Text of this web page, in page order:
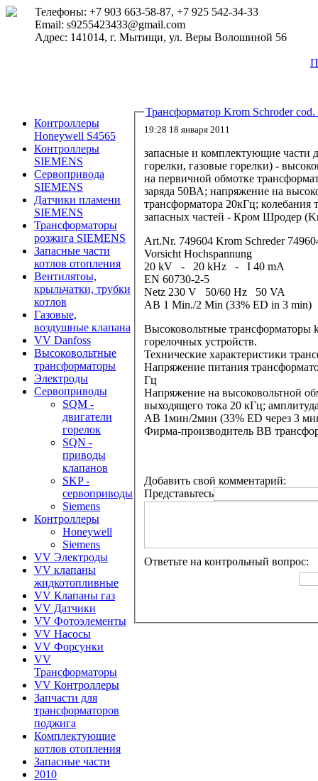
Телефоны: +7 903 663-58-87, +7 925 542-34-33
Email: s9255423433@gmail.com
Адрес: 141014, г. Мытищи, ул. Веры Волошиной 56
Контроллеры
Honeywell S4565
Контроллеры
SIEMENS
Сервопривода
SIEMENS
Датчики пламени
SIEMENS
Трансформаторы
розжига SIEMENS
Запасные части
котлов отопления
Вентилятоы,
крыльчатки, трубки
котлов
Газовые,
воздушные клапана
VV Danfoss
Высоковольтные
трансформаторы
Электроды
Сервоприводы
SQM -
двигатели
горелок
SQN -
приводы
клапанов
SKP -
сервоприводы
Siemens
Контроллеры
Honeywell
Siemens
VV Электроды
VV клапаны
жидкотопливные
VV Клапаны газ
VV Датчики
VV Фотоэлементы
VV Насосы
VV Форсунки
VV
Трансформаторы
VV Контроллеры
Запчасти для
трансформаторов
поджига
Комплектующие
котлов отопления
Запасные части
2010
Трансформатор Krom Schroder cod.
19:28 18 января 2011
запасные и комплектующие части
горелки, газовые горелки) -
на первичной обмотке
заряда 50ВА; напряжение на
трансформатора 20кГц;
запасных частей - Кром Шродер
Art.Nr. 749604 Krom Schreder
Vorsicht Hochspannung
20 kV - 20 kHz - I 40 mA
EN 60730-2-5
Netz 230 V 50/60 Hz 50 VA
AB 1 Min./2 Min (33% ED in 3 min)
Высоковольтные трансформаторы
горелочных устройств.
Технические характеристики
Напряжение питания
Гц
Напряжение на высоковольтной
выходящего тока 20 кГц;
АВ 1мин/2мин (33% ED через 3
Фирма-производитель ВВ
Добавить свой комментарий:
Представьтесь
Ответьте на контрольный вопрос: